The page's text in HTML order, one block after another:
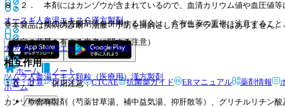
オースギ人参湯エキスＧ漢方製剤
太虎堂の人参湯エキス顆粒漢方製剤
ツムラ人参湯エキス顆粒（医療用）漢方製剤
ホーム
８．２． 本剤にはカンゾウが含まれているので、血清カリウム値や血圧値
８．３． 他の漢方製剤等を併用する場合は、含有生薬の重複に注意すること
（特定の背景を有する患者に関する注意）
相互作用
１０．２． 併用注意：
カンゾウ含有製剤（芍薬甘草湯、補中益気湯、抑肝散等）、グリチルリチン
※本製品は疾病の診断・治療・予防を目的としたプログラムではありません。
ホーム
ノート
表・計算
レジメン CTCAE 抗菌薬ガイド ERマニュアル 薬剤情報
新規登録